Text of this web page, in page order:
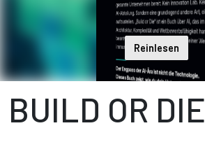
Reinlesen
BUILD OR DIE